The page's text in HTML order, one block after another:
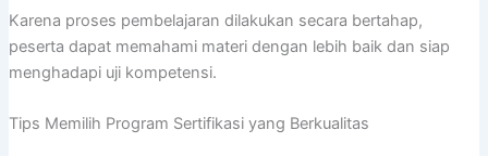
Karena proses pembelajaran dilakukan secara bertahap,
peserta dapat memahami materi dengan lebih baik dan siap
menghadapi uji kompetensi.
Tips Memilih Program Sertifikasi yang Berkualitas